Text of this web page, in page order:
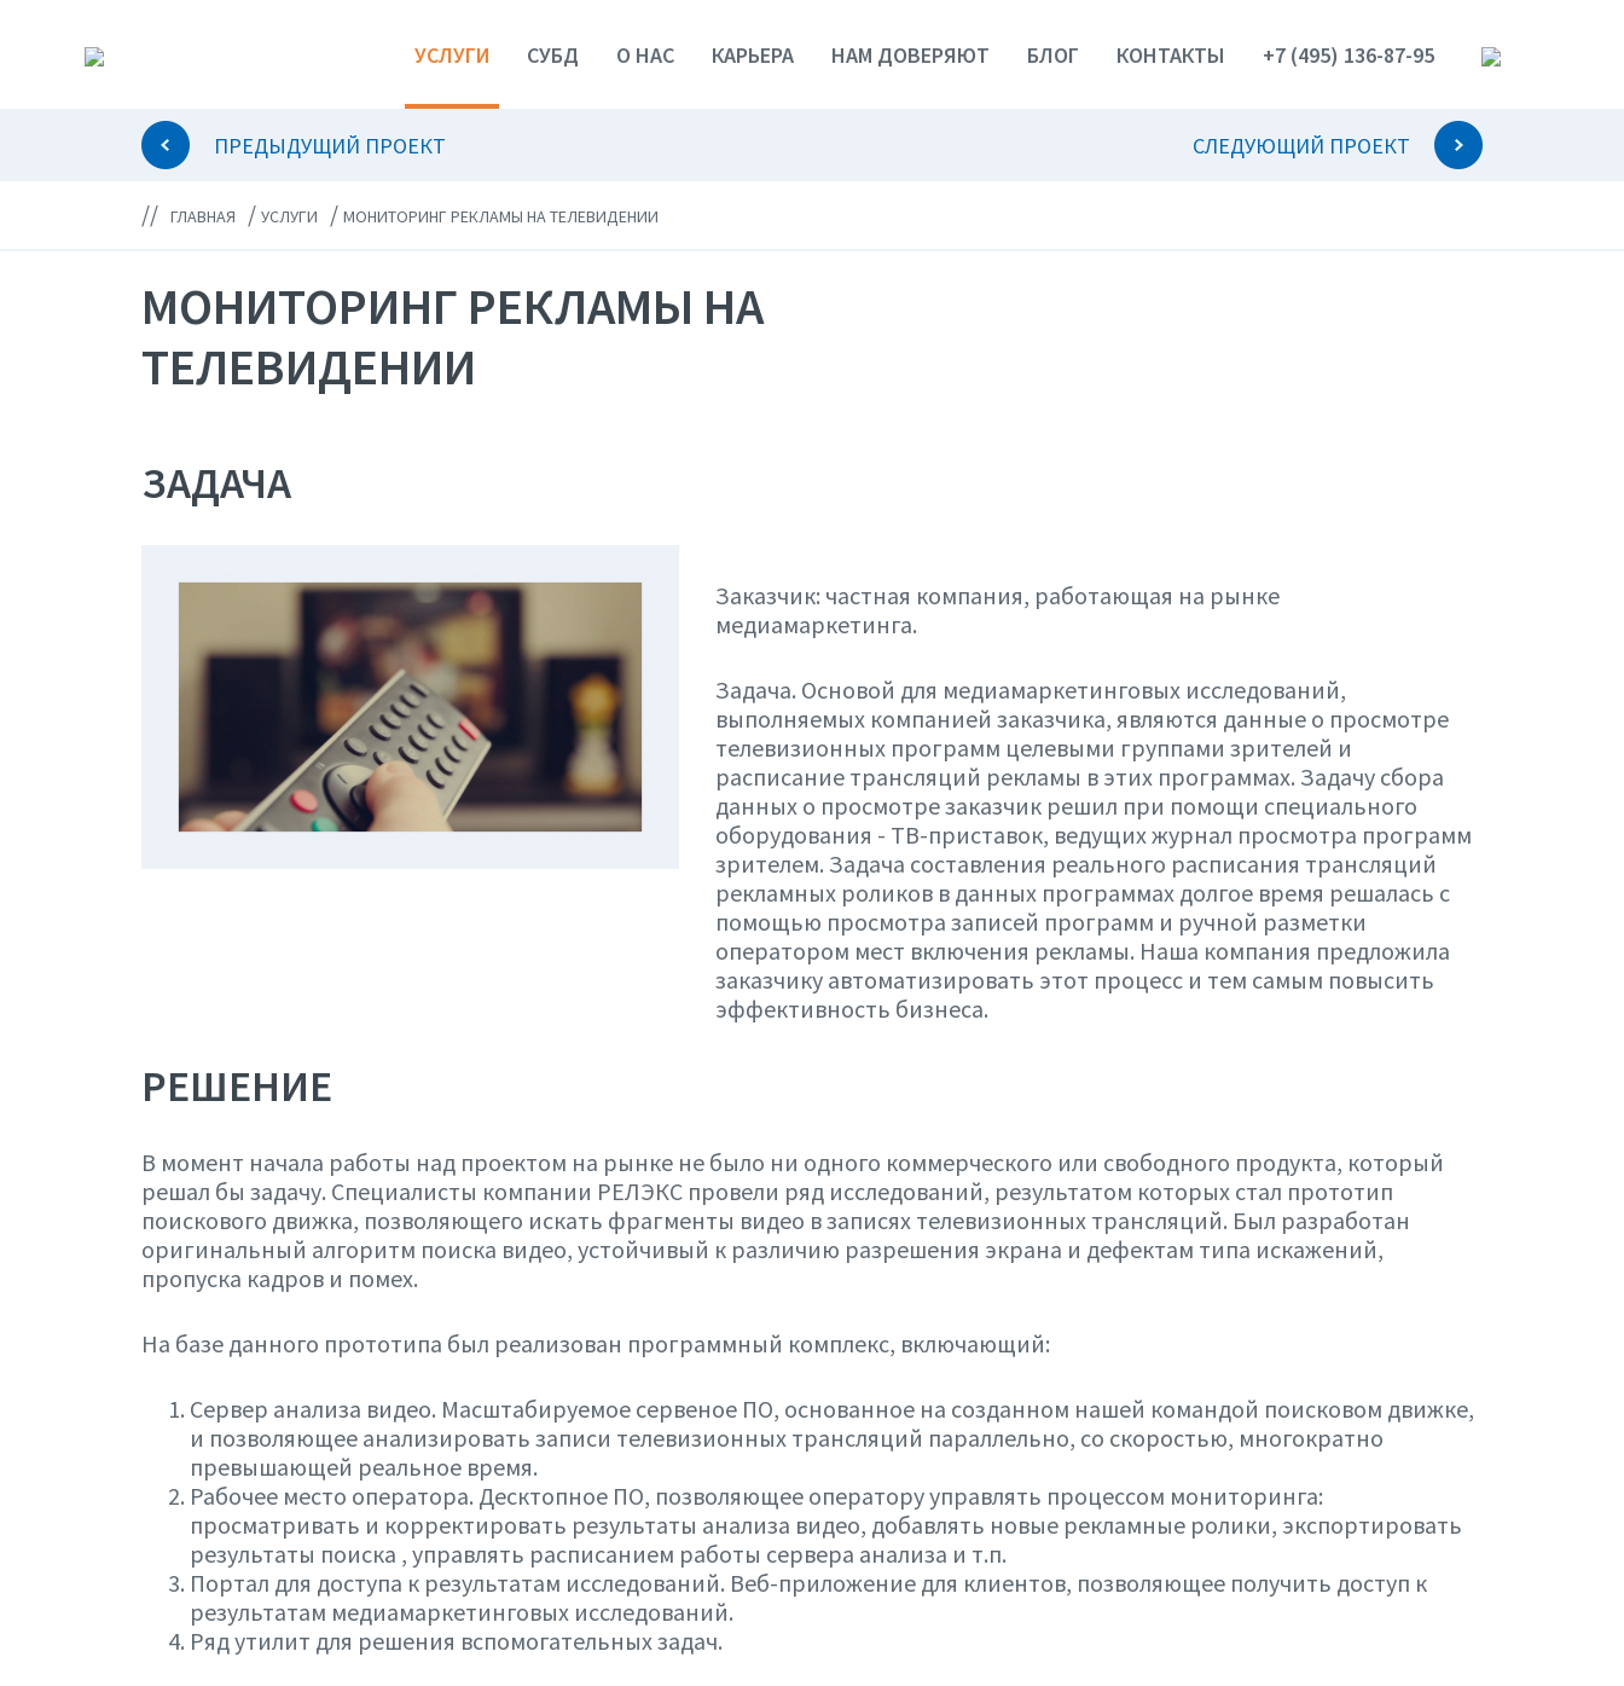
УСЛУГИ СУБД О НАС КАРЬЕРА НАМ ДОВЕРЯЮТ БЛОГ КОНТАКТЫ +7 (495) 136-87-95
ПРЕДЫДУЩИЙ ПРОЕКТ СЛЕДУЮЩИЙ ПРОЕКТ
// ГЛАВНАЯ / УСЛУГИ / МОНИТОРИНГ РЕКЛАМЫ НА ТЕЛЕВИДЕНИИ
МОНИТОРИНГ РЕКЛАМЫ НА
ТЕЛЕВИДЕНИИ
ЗАДАЧА
Заказчик: частная компания, работающая на рынке
медиамаркетинга.
Задача. Основой для медиамаркетинговых исследований,
выполняемых компанией заказчика, являются данные о просмотре
телевизионных программ целевыми группами зрителей и
расписание трансляций рекламы в этих программах. Задачу сбора
данных о просмотре заказчик решил при помощи специального
оборудования - ТВ-приставок, ведущих журнал просмотра программ
зрителем. Задача составления реального расписания трансляций
рекламных роликов в данных программах долгое время решалась с
помощью просмотра записей программ и ручной разметки
оператором мест включения рекламы. Наша компания предложила
заказчику автоматизировать этот процесс и тем самым повысить
эффективность бизнеса.
РЕШЕНИЕ
В момент начала работы над проектом на рынке не было ни одного коммерческого или свободного продукта, который
решал бы задачу. Специалисты компании РЕЛЭКС провели ряд исследований, результатом которых стал прототип
поискового движка, позволяющего искать фрагменты видео в записях телевизионных трансляций. Был разработан
оригинальный алгоритм поиска видео, устойчивый к различию разрешения экрана и дефектам типа искажений,
пропуска кадров и помех.
На базе данного прототипа был реализован программный комплекс, включающий:
Сервер анализа видео. Масштабируемое сервеное ПО, основанное на созданном нашей командой поисковом движке,
и позволяющее анализировать записи телевизионных трансляций параллельно, со скоростью, многократно
превышающей реальное время.
Рабочее место оператора. Десктопное ПО, позволяющее оператору управлять процессом мониторинга:
просматривать и корректировать результаты анализа видео, добавлять новые рекламные ролики, экспортировать
результаты поиска , управлять расписанием работы сервера анализа и т.п.
Портал для доступа к результатам исследований. Веб-приложение для клиентов, позволяющее получить доступ к
результатам медиамаркетинговых исследований.
Ряд утилит для решения вспомогательных задач.